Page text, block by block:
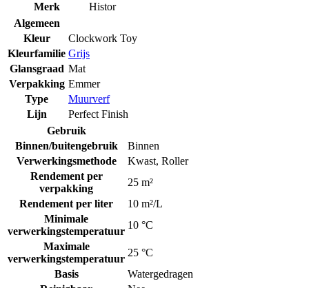
Merk
Histor
Algemeen
Kleur
Clockwork Toy
Kleurfamilie Grijs
Glansgraad Mat
Verpakking Emmer
Type
Muurverf
Lijn
Perfect Finish
Gebruik
Binnen/buitengebruik
Binnen
Verwerkingsmethode
Kwast, Roller
Rendement per
verpakking
25 m²
Rendement per liter
10 m²/L
Minimale
verwerkingstemperatuur
10 °C
Maximale
verwerkingstemperatuur
25 °C
Basis
Watergedragen